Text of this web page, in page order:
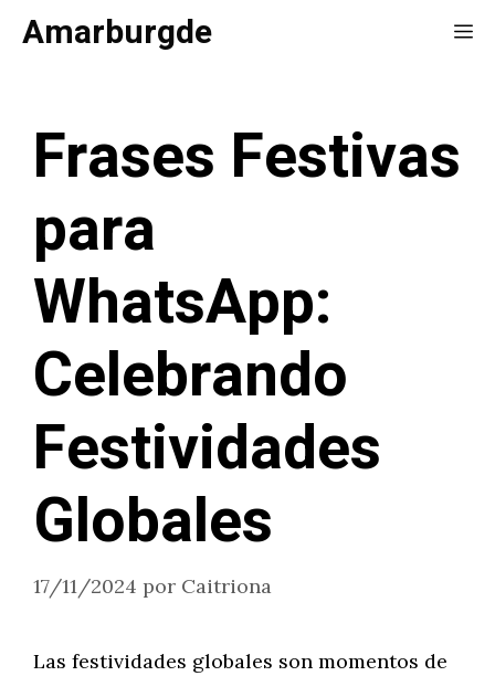
SaltarAmarburgde
Frases Festivas
para
WhatsApp:
Celebrando
Festividades
Globales
17/11/2024 por Caitriona
Las festividades globales son momentos de